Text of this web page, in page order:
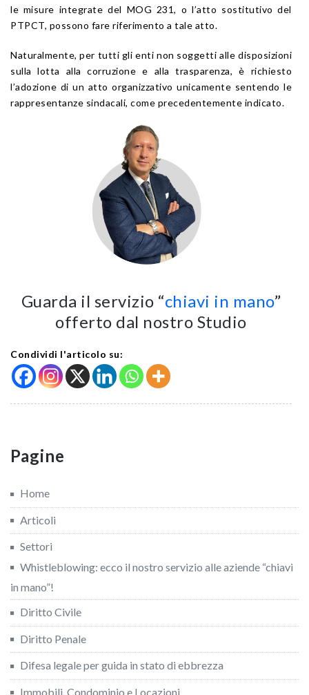
le misure integrate del MOG 231, o l’atto sostitutivo del
PTPCT, possono fare riferimento a tale atto.
Naturalmente, per tutti gli enti non soggetti alle disposizioni
sulla lotta alla corruzione e alla trasparenza, è richiesto
l’adozione di un atto organizzativo unicamente sentendo le
rappresentanze sindacali, come precedentemente indicato.
Guarda il servizio “chiavi in mano”
offerto dal nostro Studio
Condividi l'articolo su:
Pagine
Home
Articoli
Settori
Whistleblowing: ecco il nostro servizio alle aziende “chiavi
in mano”!
Diritto Civile
Diritto Penale
Difesa legale per guida in stato di ebbrezza
Immobili, Condominio e Locazioni